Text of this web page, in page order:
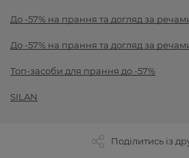
До -57% на прання та догляд за
До -57% на прання та догляд за
Топ-засоби для прання до -57%
SILAN
Поділитись із